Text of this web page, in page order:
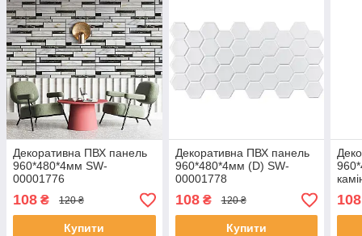
Декоративна ПВХ панель
960*480*4мм SW-
00001776
108 ₴ 120 ₴
Купити
Декоративна ПВХ панель
960*480*4мм (D) SW-
00001778
108₴ 120 ₴
Купити
108